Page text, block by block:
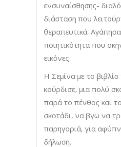
ενσυναίσθησης-
διάσταση που
θεραπευτικά.
ποιητικότητα που
εικόνες.
Η Σεμίνα με το βιβλίο
κούρδισε, μια πολύ
παρά το πένθος και
σκοτάδι, να βγω να
παρηγοριά, για
δήλωση.